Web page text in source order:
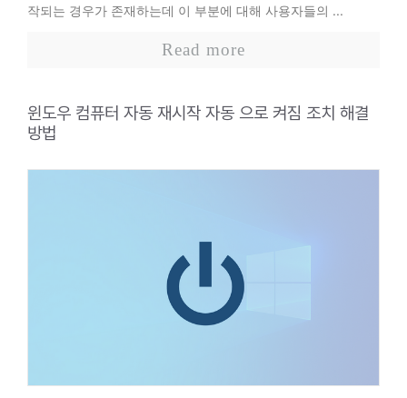
작되는 경우가 존재하는데 이 부분에 대해 사용자들의 ...
Read more
윈도우 컴퓨터 자동 재시작 자동 으로 켜짐 조치 해결
방법